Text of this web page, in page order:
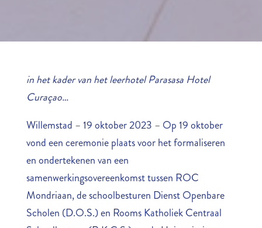
in het kader van het leerhotel Parasasa Hotel
Curaçao…
Willemstad – 19 oktober 2023 – Op 19 oktober
vond een ceremonie plaats voor het formaliseren
en ondertekenen van een
samenwerkingsovereenkomst tussen ROC
Mondriaan, de schoolbesturen Dienst Openbare
Scholen (D.O.S.) en Rooms Katholiek Centraal